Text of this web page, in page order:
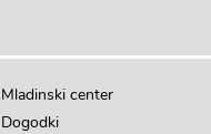
Mladinski center
Dogodki